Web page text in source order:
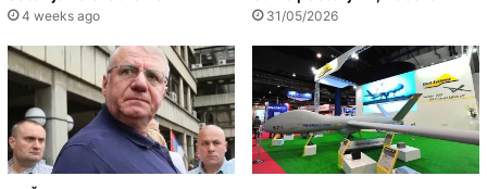
4 weeks ago 31/05/2026